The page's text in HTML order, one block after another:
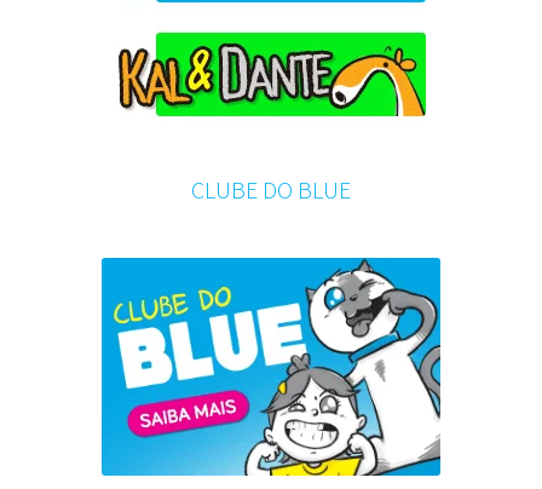
CLUBE DO BLUE